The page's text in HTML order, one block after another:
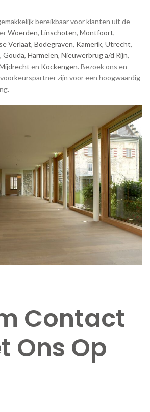
bereikbaar voor klanten uit de
Woerden, Linschoten, Montfoort,
Verlaat, Bodegraven, Kamerik, Utrecht,
, Gouda, Harmelen, Nieuwerbrug a/d Rijn,
en Kockengen. Bezoek ons en
zijn voor een hoogwaardig
Contact
Ons Op